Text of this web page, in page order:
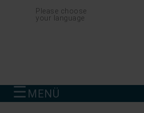
Navigation
überspringenPlease choose
your language
☰ MENÜ